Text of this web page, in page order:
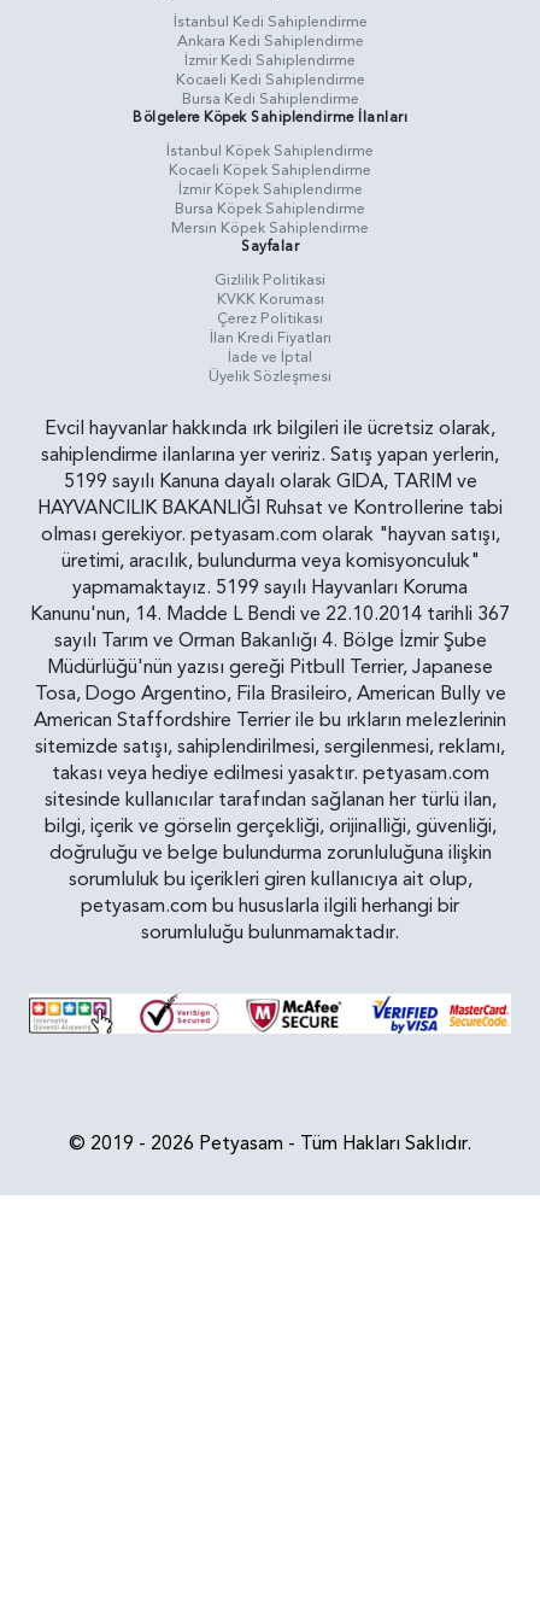
İstanbul Kedi Sahiplendirme
Ankara Kedi Sahiplendirme
İzmir Kedi Sahiplendirme
Kocaeli Kedi Sahiplendirme
Bursa Kedi Sahiplendirme
Bölgelere Köpek Sahiplendirme İlanları
İstanbul Köpek Sahiplendirme
Kocaeli Köpek Sahiplendirme
İzmir Köpek Sahiplendirme
Bursa Köpek Sahiplendirme
Mersin Köpek Sahiplendirme
Sayfalar
Gizlilik Politikasi
KVKK Koruması
Çerez Politikası
İlan Kredi Fiyatları
İade ve İptal
Üyelik Sözleşmesi
Evcil hayvanlar hakkında ırk bilgileri ile ücretsiz olarak,
sahiplendirme ilanlarına yer veririz. Satış yapan yerlerin,
5199 sayılı Kanuna dayalı olarak GIDA, TARIM ve
HAYVANCILIK BAKANLIĞI Ruhsat ve Kontrollerine tabi
olması gerekiyor. petyasam.com olarak "hayvan satışı,
üretimi, aracılık, bulundurma veya komisyonculuk"
yapmamaktayız. 5199 sayılı Hayvanları Koruma
Kanunu'nun, 14. Madde L Bendi ve 22.10.2014 tarihli 367
sayılı Tarım ve Orman Bakanlığı 4. Bölge İzmir Şube
Müdürlüğü'nün yazısı gereği Pitbull Terrier, Japanese
Tosa, Dogo Argentino, Fila Brasileiro, American Bully ve
American Staffordshire Terrier ile bu ırkların melezlerinin
sitemizde satışı, sahiplendirilmesi, sergilenmesi, reklamı,
takası veya hediye edilmesi yasaktır. petyasam.com
sitesinde kullanıcılar tarafından sağlanan her türlü ilan,
bilgi, içerik ve görselin gerçekliği, orijinalliği, güvenliği,
doğruluğu ve belge bulundurma zorunluluğuna ilişkin
sorumluluk bu içerikleri giren kullanıcıya ait olup,
petyasam.com bu hususlarla ilgili herhangi bir
sorumluluğu bulunmamaktadır.
© 2019 - 2026 Petyasam - Tüm Hakları Saklıdır.